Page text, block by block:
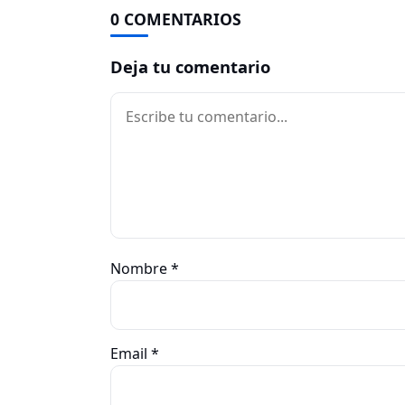
0 COMENTARIOS
Deja tu comentario
Comentario
Nombre*
Email *